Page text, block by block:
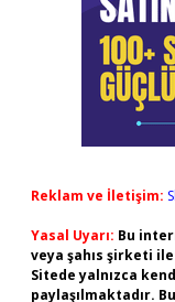
Reklam ve İletişim:
Yasal Uyarı: Bu
veya şahıs şirketi
Sitede yalnızca
paylaşılmaktadır.